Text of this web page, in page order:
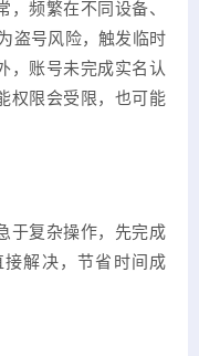
，频繁在不同设备、
盗号风险，触发临时
，账号未完成实名认
权限会受限，也可能
于复杂操作，先完成
解决，节省时间成